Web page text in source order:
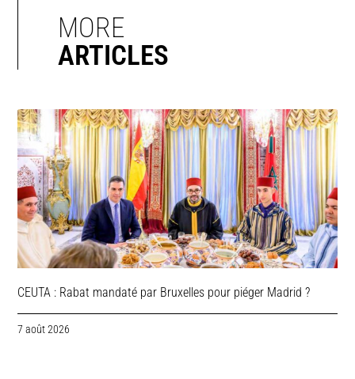
MORE
ARTICLES
CEUTA : Rabat mandaté par Bruxelles pour piéger Madrid ?
7 août 2026